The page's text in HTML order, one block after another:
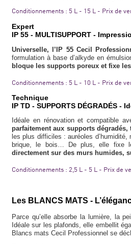
Conditionnements : 5 L - 15 L - Prix de
Expert
IP 55 - MULTISUPPORT -
Universelle, l’IP 55 Cecil
formulation à base d’alkyde en
bloque les supports poreux et fixe
Conditionnements : 5 L - 10 L - Prix de
Technique
IP TD - SUPPORTS DÉGRADÉS
Idéale en rénovation et compatible
parfaitement aux supports dégradés,
les plus difficiles : auréoles
brique, le bois… De plus, elle fixe
directement sur des murs humides,
Conditionnements : 2,5 L - 5 L - Prix de
Les BLANCS MATS -
Parce qu’elle absorbe la lumière, la
Idéale sur les plafonds, elle embellit
Blancs mats Cecil Professionnel se